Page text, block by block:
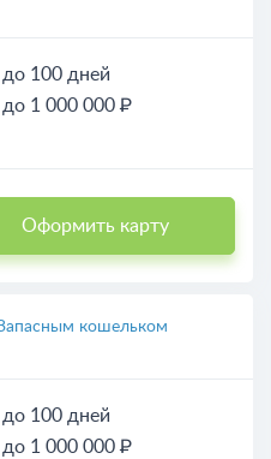
С доставкой
Для снятия наличных
до 100 дней
до 1 000 000 ₽
Оформить карту
кошельком
до 100 дней
до 1 000 000 ₽